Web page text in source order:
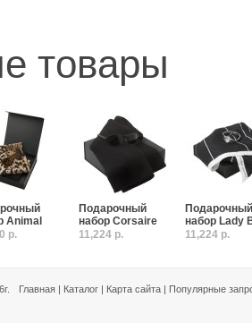
товары
Animal
р.
Подарочный
набор Corsaire
11,224 р.
Подарочный
набор Lady
11,224 р.
Главная | Каталог | Карта сайта | Популярные